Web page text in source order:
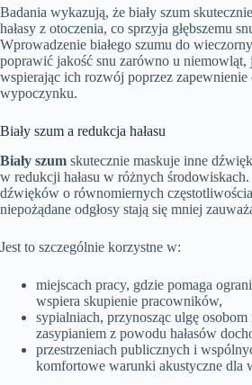
Badania wykazują, że biały szum
hałasy z otoczenia, co sprzyja głębszemu
Wprowadzenie białego szumu do
poprawić jakość snu zarówno u niemowląt,
wspierając ich rozwój poprzez
wypoczynku.
Biały szum a redukcja hałasu
Biały szum skutecznie maskuje inne
w redukcji hałasu w różnych
dźwięków o równomiernych
niepożądane odgłosy stają się mniej
Jest to szczególnie korzystne w:
miejscach pracy, gdzie pomaga
wspiera skupienie pracowników,
sypialniach, przynosząc ulgę
zasypianiem z powodu hałasów
przestrzeniach publicznych i
komfortowe warunki akustyczne dla